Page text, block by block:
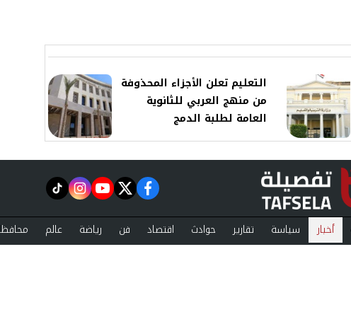
التعليم تعلن الأجزاء المحذوفة
من منهج العربي للثانوية
العامة لطلبة الدمج
facebook
twitter
youtube
instagram
tiktok
أخبار سياسة تقارير حوادث اقتصاد فن رياضة عالم